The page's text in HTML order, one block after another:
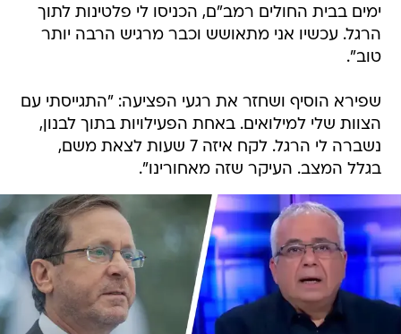
ימים בבית החולים רמב"ם, הכניסו לי פלטינות לתוך
הרגל. עכשיו אני מתאושש וכבר מרגיש הרבה יותר
טוב".
שפירא הוסיף ושחזר את רגעי הפציעה: "התגייסתי עם
הצוות שלי למילואים. באחת הפעילויות בתוך לבנון,
נשברה לי הרגל. לקח איזה 7 שעות לצאת משם,
בגלל המצב. העיקר שזה מאחורינו".